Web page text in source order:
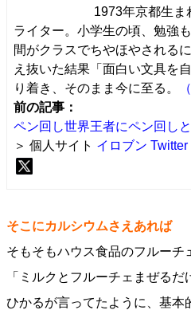
1973年京都生ま
ライター。小学生の頃、勉強
間がクラスでちやほやされる
え抜いた結果「面白い文具を
り着き、そのまま今に至る。
前の記事：
ペン回し世界王者にペン回し
＞ 個人サイト イロブン
そこにカルシウムさえあれば
そもそもハウス食品のフルーチ
「ミルクとフルーチェまぜる
ひかるが言ってたように、基本